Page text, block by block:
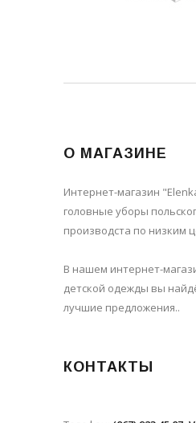
О МАГАЗИНЕ
Интернет-магазин
головные уборы
производста по низким
В нашем интернет-
детской одежды вы
лучшие предложения..
КОНТАКТЫ